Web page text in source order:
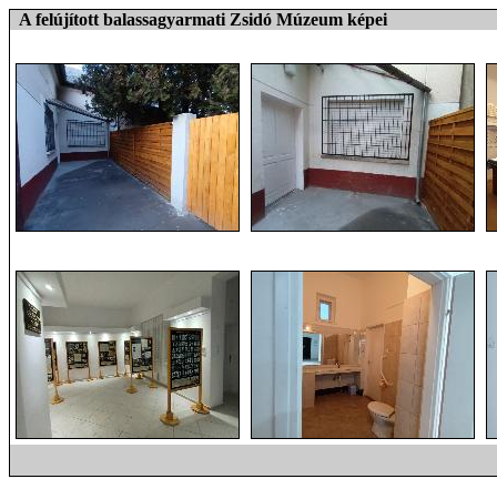
A felújított balassagyarmati Zsidó Múzeum képei